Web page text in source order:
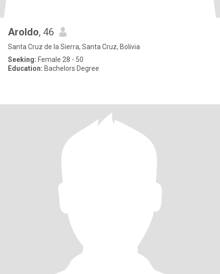
Aroldo, 46
Santa Cruz de la Sierra, Santa Cruz, Bolivia
Seeking: Female 28 - 50
Education: Bachelors Degree